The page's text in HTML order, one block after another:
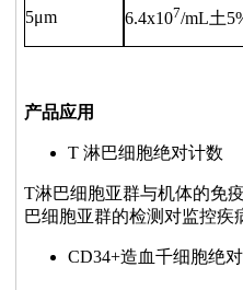
5μm 6.4x107/mL土
产品应用
T 淋巴细胞绝对计数
T淋巴细胞亚群与机体的免
巴细胞亚群的检测对监控疾
CD34+造血千细胞绝